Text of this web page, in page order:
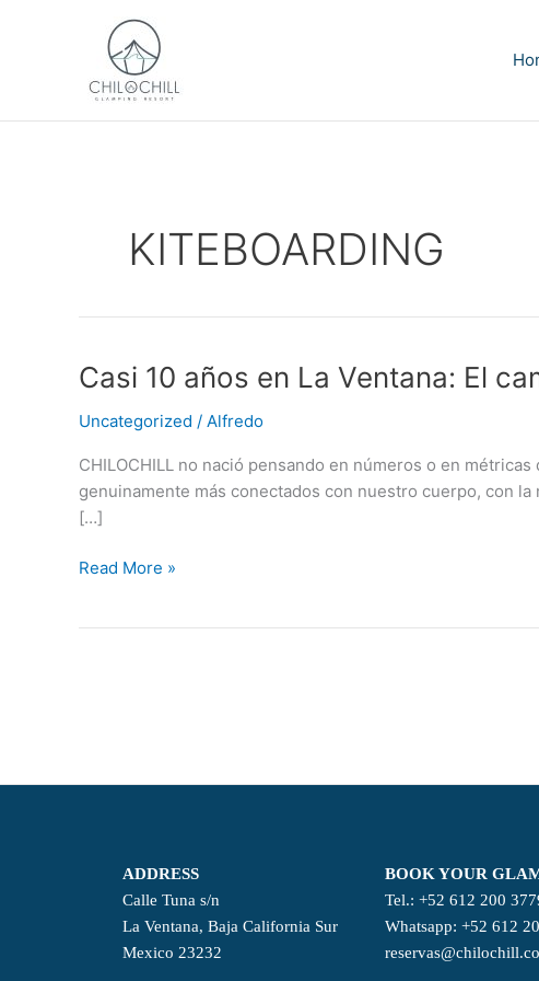
KITEBOARDING
Casi 10 años en La Ventana: El
Uncategorized / Alfredo
CHILOCHILL no nació pensando en números o en
genuinamente más conectados con nuestro cuerpo, con
[…]
Casi
años
La
Ventana:
El
nuestra
y
Read More »
ADDRESS
Calle Tuna s/n
La Ventana, Baja California Sur
Mexico 23232
BOOK YOUR
Tel.: +52 612 200
Whatsapp: +52 612